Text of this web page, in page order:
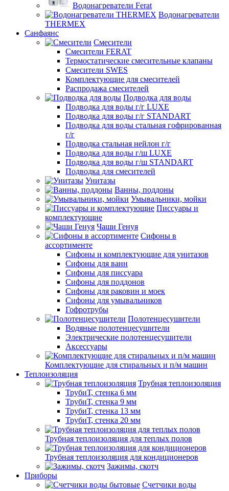
Водонагреватели Ferat
Водонагреватели
THERMEX
Санфаянс
Смесители
Смесители FERAT
Термостатические смесительные клапаны
Смесители SWES
Комплектующие для смесителей
Распродажа смесителей
Подводка для воды
Подводка для воды г/г LUXE
Подводка для воды г/г STANDART
Подводка для воды стальная гофрированная
г/г
Подводка стальная нейлон г/г
Подводка для воды г/ш LUXE
Подводка для воды г/ш STANDART
Подводка для смесителей
Унитазы
Ванны, поддоны
Умывальники, мойки
Писсуары и
комплектующие
Чаши Генуя
Сифоны в
ассортименте
Сифоны и комплектующие для унитазов
Сифоны для ванн
Сифоны для писсуара
Сифоны для поддонов
Сифоны для раковин и моек
Сифоны для умывальников
Гофротрубы
Полотенцесушители
Водяные полотенцесушители
Электрические полотенцесушители
Аксессуары
Комплектующие для стиральных и п/м машин
Теплоизоляция
Трубная теплоизоляция
ТрубиТ, стенка 6 мм
ТрубиТ, стенка 9 мм
ТрубиТ, стенка 13 мм
ТрубиТ, стенка 20 мм
Трубная теплоизоляция для теплых полов
Трубная теплоизоляция для кондиционеров
Зажимы, скотч
Приборы
Счетчики воды